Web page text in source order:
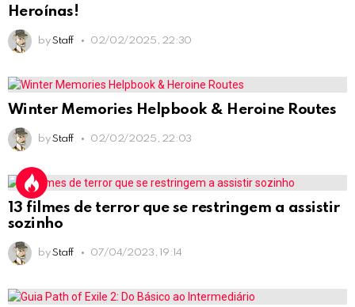
Heroínas!
by Staff 02/02/2025, 22:30
Winter Memories Helpbook & Heroine Routes
by Staff 02/02/2025, 22:03
13 filmes de terror que se restringem a assistir
sozinho
by Staff 07/04/2023, 19:14